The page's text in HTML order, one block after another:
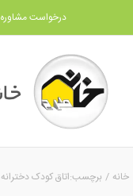
to
content
درخواست مشاوره
خانه برچسب:اتاق کودک دخترانه